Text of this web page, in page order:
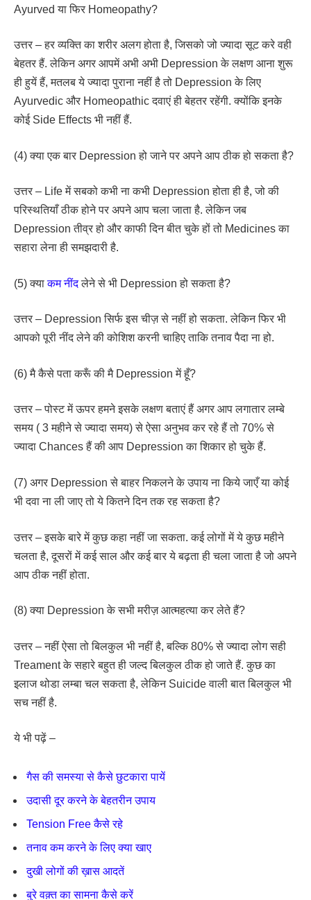
Ayurved या फिर Homeopathy?
उत्तर – हर व्यक्ति का शरीर अलग होता है, जिसको जो ज्यादा सूट करे वही
बेहतर हैं. लेकिन अगर आपमें अभी अभी Depression के लक्षण आना शुरू
ही हुयें हैं, मतलब ये ज्यादा पुराना नहीं है तो Depression के लिए
Ayurvedic और Homeopathic दवाएं ही बेहतर रहेंगी. क्योंकि इनके
कोई Side Effects भी नहीं हैं.
(4) क्या एक बार Depression हो जाने पर अपने आप ठीक हो सकता है?
उत्तर – Life में सबको कभी ना कभी Depression होता ही है, जो की
परिस्थतियाँ ठीक होने पर अपने आप चला जाता है. लेकिन जब
Depression तीव्र हो और काफी दिन बीत चुके हों तो Medicines का
सहारा लेना ही समझदारी है.
(5) क्याकम नींदलेने से भी Depression हो सकता है?
उत्तर – Depression सिर्फ इस चीज़ से नहीं हो सकता. लेकिन फिर भी
आपको पूरी नींद लेने की कोशिश करनी चाहिए ताकि तनाव पैदा ना हो.
(6) मै कैसे पता करूँ की मै Depression में हूँ?
उत्तर – पोस्ट में ऊपर हमने इसके लक्षण बताएं हैं अगर आप लगातार लम्बे
समय ( 3 महीने से ज्यादा समय) से ऐसा अनुभव कर रहे हैं तो 70% से
ज्यादा Chances हैं की आप Depression का शिकार हो चुके हैं.
(7) अगर Depression से बाहर निकलने के उपाय ना किये जाएँ या कोई
भी दवा ना ली जाए तो ये कितने दिन तक रह सकता है?
उत्तर – इसके बारे में कुछ कहा नहीं जा सकता. कई लोगों में ये कुछ महीने
चलता है, दूसरों में कई साल और कई बार ये बढ़ता ही चला जाता है जो अपने
आप ठीक नहीं होता.
(8) क्या Depression के सभी मरीज़ आत्महत्या कर लेते हैं?
उत्तर – नहीं ऐसा तो बिलकुल भी नहीं है, बल्कि 80% से ज्यादा लोग सही
Treament के सहारे बहुत ही जल्द बिलकुल ठीक हो जाते हैं. कुछ का
इलाज थोडा लम्बा चल सकता है, लेकिन Suicide वाली बात बिलकुल भी
सच नहीं है.
ये भी पढ़ें –
गैस की समस्या से कैसे छुटकारा पायें
उदासी दूर करने के बेहतरीन उपाय
Tension Free कैसे रहे
तनाव कम करने के लिए क्या खाए
दुखी लोगों की ख़ास आदतें
बुरे वक़्त का सामना कैसे करें